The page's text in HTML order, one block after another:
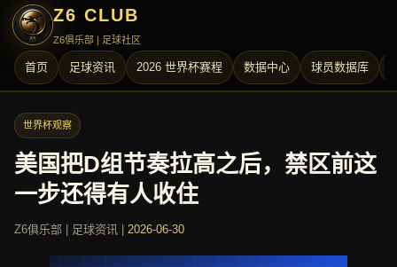
Z6 CLUB
Z6俱乐部 | 足球社区
首页 足球资讯 2026 世界杯赛程 数据中心 球员数据库
世界杯观察
美国把D组节奏拉高之后，禁区前这
一步还得有人收住
Z6俱乐部 | 足球资讯 | 2026-06-30